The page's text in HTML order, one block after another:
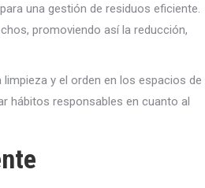
una gestión de residuos eficiente.
promoviendo así la reducción,
y el orden en los espacios de
hábitos responsables en cuanto al